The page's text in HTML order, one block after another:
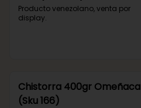
Producto venezolano, venta por
display.
Chistorra 400gr Omeñaca
(Sku 166)